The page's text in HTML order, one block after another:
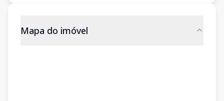
Mapa do imóvel